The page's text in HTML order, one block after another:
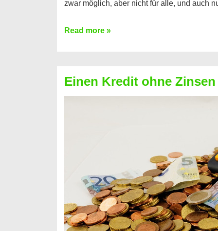
zwar möglich, aber nicht für alle, und auch
Ist
Festvertrag
für
Read more »
Einen Kredit ohne